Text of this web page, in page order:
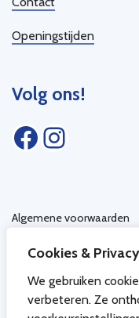
Cookies & Privacy
We gebruiken
verbeteren. Ze
Openingstijden
Volg ons!
Facebook
Algemene voorwaarden